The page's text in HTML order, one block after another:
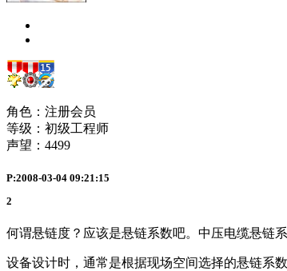
角色：注册会员
等级：初级工程师
声望： 4499
P:2008-03-04 09:21:15
2
何谓悬链度？应该是悬链系数吧。中压电缆悬链
设备设计时，通常是根据现场空间选择的悬链系